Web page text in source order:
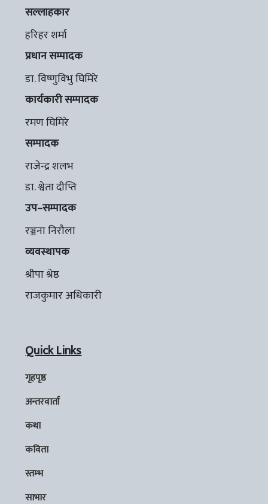
सल्लाहकार
हरिहर शर्मा
प्रधान सम्पादक
डा. विष्णुविभु घिमिरे
कार्यकारी सम्पादक
रमण घिमिरे
सम्पादक
राजेन्द्र शलभ
डा. श्वेता दीप्ति
उप–सम्पादक
रञ्जना निरौला
व्यवस्थापक
श्रीपा श्रेष्ठ
राजकुमार अधिकारी
Quick Links
गृहपृष्ठ
अन्तरवार्ता
कथा
कविता
स्तम्भ
साभार